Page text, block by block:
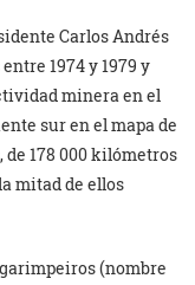
Carlos Andrés
1974 y 1979 y
minera en el
sur en el mapa de
178 000 kilómetros
mitad de ellos
(nombre